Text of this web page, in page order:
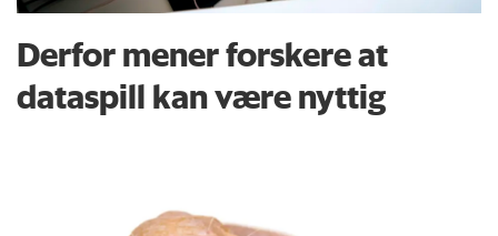
Derfor mener forskere at
dataspill kan være nyttig